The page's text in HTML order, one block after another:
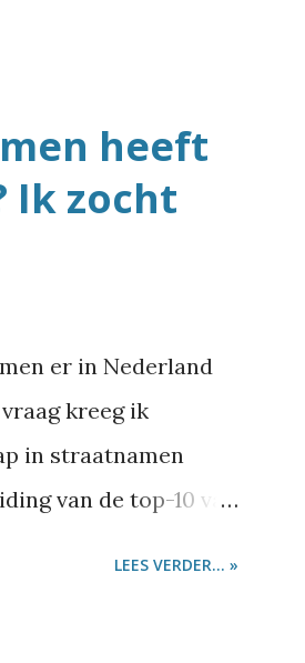
heeft
Ik zocht
er in Nederland
kreeg ik
in straatnamen
van de top-10 van
LEES VERDER... »